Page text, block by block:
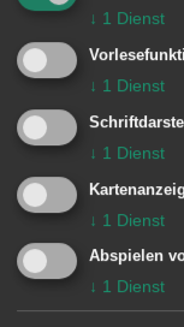
Die
können Sie
unter 07361
© Stadt Aalen,
↓ 1 Dienst
↓ 1 Dienst
↓ 1 Dienst
↓ 1 Dienst
Abspielen
↓ 1 Dienst